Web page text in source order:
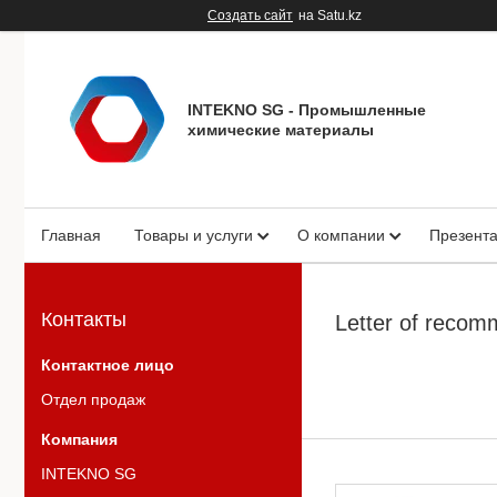
Создать сайт на Satu.kz
INTEKNO SG - Промышленные
химические материалы
Главная Товары и услуги О компании
Letter of
Контакты
Отдел продаж
INTEKNO SG